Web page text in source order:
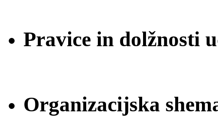
Pravice in dolžnosti
Organizacijska